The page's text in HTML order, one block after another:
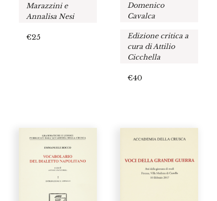
Marazzini e
Annalisa Nesi
€25
Domenico
Cavalca
Edizione critica a
cura di Attilio
Cicchella
€40